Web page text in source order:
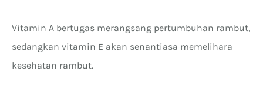
Vitamin A bertugas merangsang pertumbuhan rambut,
sedangkan vitamin E akan senantiasa memelihara
kesehatan rambut.